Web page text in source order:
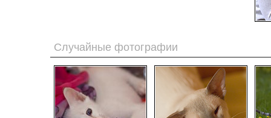
Случайные фотографии